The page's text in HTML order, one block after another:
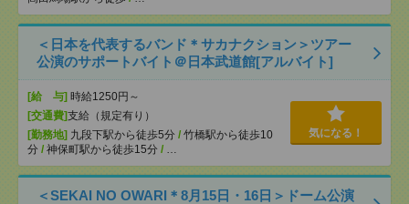
＜日本を代表するバンド＊サカナクション＞ツアー
公演のサポートバイト＠日本武道館[アルバイト]
[給 与] 時給1250円～
[交通費]支給（規定有り）
[勤務地] 九段下駅から徒歩5分 / 竹橋駅から徒歩10
分 / 神保町駅から徒歩15分 / …
気になる！
＜SEKAI NO OWARI＊8月15日・16日＞ドーム公演